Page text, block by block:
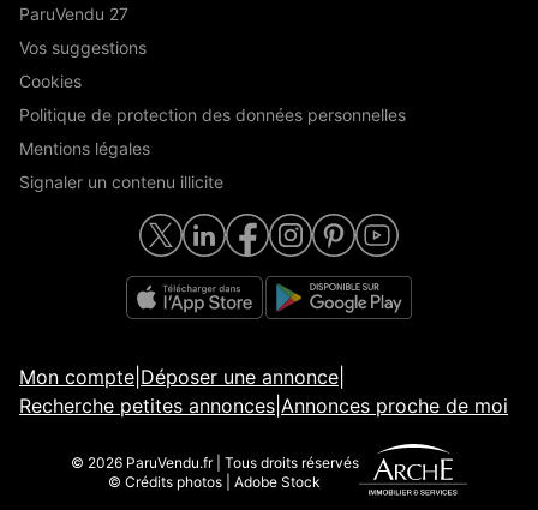
ParuVendu 27
Vos suggestions
Cookies
Politique de protection des données personnelles
Mentions légales
Signaler un contenu illicite
Mon compte Déposer une annonce
Recherche petites annonces Annonces proche de moi
© 2026 ParuVendu.fr | Tous droits réservés
© Crédits photos | Adobe Stock